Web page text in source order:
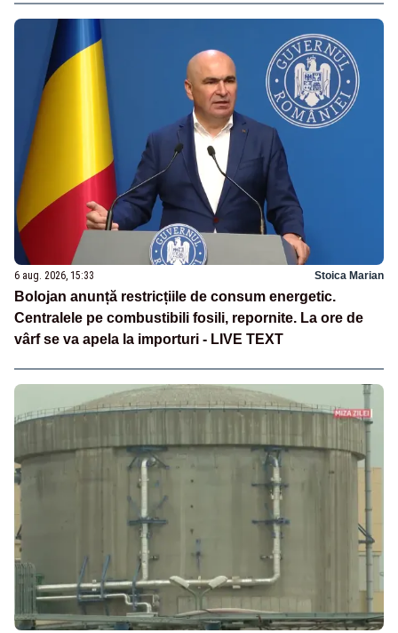
6 aug. 2026, 15:33 Stoica Marian
Bolojan anunță restricțiile de consum energetic.
Centralele pe combustibili fosili, repornite. La ore de
vârf se va apela la importuri - LIVE TEXT